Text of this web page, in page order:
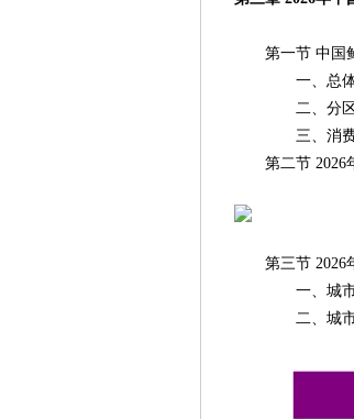
第一节 中国鲜
一、总体销
二、分区域
三、消费领
第二节 2026年
第三节 2026年
一、城市、
二、城市、